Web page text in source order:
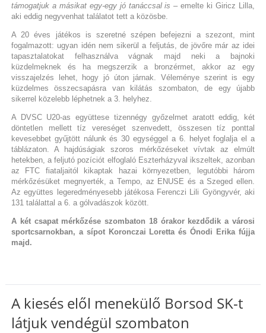
támogatjuk a másikat egy-egy jó tanáccsal is – emelte ki Giricz Lilla,
aki eddig negyvenhat találatot tett a közösbe.
A 20 éves játékos is szeretné szépen befejezni a szezont, mint
fogalmazott: ugyan idén nem sikerül a feljutás, de jövőre már az idei
tapasztalatokat felhasználva vágnak majd neki a bajnoki
küzdelmeknek és ha megszerzik a bronzérmet, akkor az egy
visszajelzés lehet, hogy jó úton járnak. Véleménye szerint is egy
küzdelmes összecsapásra van kilátás szombaton, de egy újabb
sikerrel közelebb léphetnek a 3. helyhez.
A DVSC U20-as együttese tizennégy győzelmet aratott eddig, két
döntetlen mellett tíz vereséget szenvedett, összesen tíz ponttal
kevesebbet gyűjtött nálunk és 30 egységgel a 6. helyet foglalja el a
táblázaton. A hajdúságiak szoros mérkőzéseket vívtak az elmúlt
hetekben, a feljutó pozíciót elfoglaló Eszterházyval ikszeltek, azonban
az FTC fiataljaitól kikaptak hazai környezetben, legutóbbi három
mérkőzésüket megnyerték, a Tempo, az ENUSE és a Szeged ellen.
Az együttes legeredményesebb játékosa Ferenczi Lili Gyöngyvér, aki
131 találattal a 6. a gólvadászok között.
A két csapat mérkőzése szombaton 18 órakor kezdődik a városi
sportcsarnokban, a sípot Koronczai Loretta és Ónodi Erika fújja
majd.
A kiesés elől menekülő Borsod SK-t
látjuk vendégül szombaton